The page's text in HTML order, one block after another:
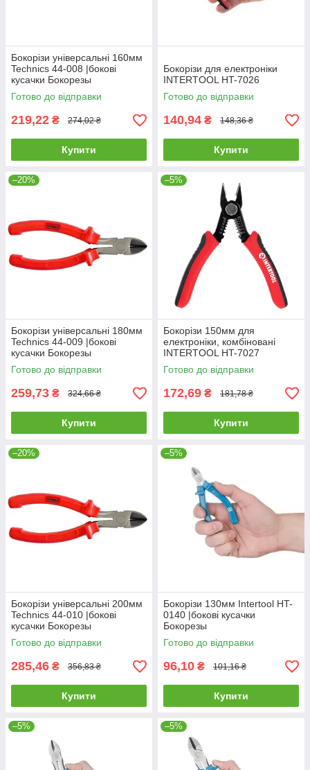
Бокорізи універсальні 160мм
Technics 44-008 |бокові
кусачки Бокорезы
универсальные 160мм
Technics
Готово до відправки
219,22 ₴ 274,02 ₴
Купити
Бокорізи для електроніки
INTERTOOL HT-7026
Готово до відправки
140,94 ₴ 148,36 ₴
Купити
–20%
Бокорізи універсальні 180мм
Technics 44-009 |бокові
кусачки Бокорезы
универсальные 180мм
Technics
Готово до відправки
259,73 ₴ 324,66 ₴
Купити
–5%
Бокорізи 150мм для
електроніки, комбіновані
INTERTOOL HT-7027
Готово до відправки
172,69 ₴ 181,78 ₴
Купити
–20%
Бокорізи універсальні 200мм
Technics 44-010 |бокові
кусачки Бокорезы
универсальные 200мм
Technics
Готово до відправки
285,46 ₴ 356,83 ₴
Купити
–5%
Бокорізи 130мм Intertool HT-
0140 |бокові кусачки
Бокорезы
Готово до відправки
96,10 ₴ 101,16 ₴
Купити
–5% –5%